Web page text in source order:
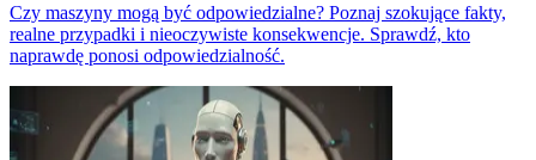
Czy maszyny mogą być odpowiedzialne? Poznaj szokujące fakty,
realne przypadki i nieoczywiste konsekwencje. Sprawdź, kto
naprawdę ponosi odpowiedzialność.